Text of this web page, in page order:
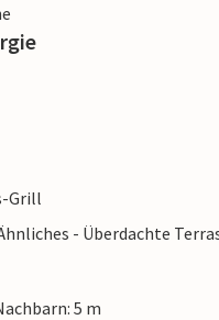
Grill
- Überdachte
5 m